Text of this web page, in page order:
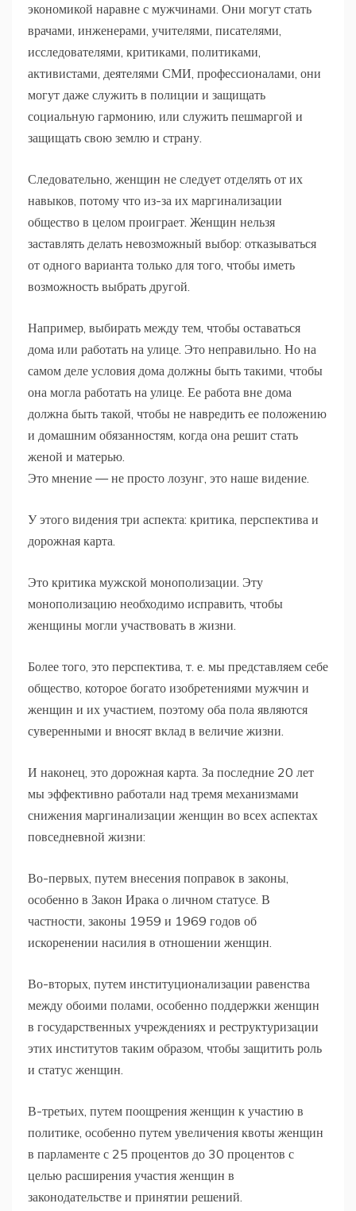
экономикой наравне с мужчинами. Они могут стать
врачами, инженерами, учителями, писателями,
исследователями, критиками, политиками,
активистами, деятелями СМИ, профессионалами, они
могут даже служить в полиции и защищать
социальную гармонию, или служить пешмаргой и
защищать свою землю и страну.
Следовательно, женщин не следует отделять от их
навыков, потому что из-за их маргинализации
общество в целом проиграет. Женщин нельзя
заставлять делать невозможный выбор: отказываться
от одного варианта только для того, чтобы иметь
возможность выбрать другой.
Например, выбирать между тем, чтобы оставаться
дома или работать на улице. Это неправильно. Но на
самом деле условия дома должны быть такими, чтобы
она могла работать на улице. Ее работа вне дома
должна быть такой, чтобы не навредить ее положению
и домашним обязанностям, когда она решит стать
женой и матерью.
Это мнение — не просто лозунг, это наше видение.
У этого видения три аспекта: критика, перспектива и
дорожная карта.
Это критика мужской монополизации. Эту
монополизацию необходимо исправить, чтобы
женщины могли участвовать в жизни.
Более того, это перспектива, т. е. мы представляем себе
общество, которое богато изобретениями мужчин и
женщин и их участием, поэтому оба пола являются
суверенными и вносят вклад в величие жизни.
И наконец, это дорожная карта. За последние 20 лет
мы эффективно работали над тремя механизмами
снижения маргинализации женщин во всех аспектах
повседневной жизни:
Во-первых, путем внесения поправок в законы,
особенно в Закон Ирака о личном статусе. В
частности, законы 1959 и 1969 годов об
искоренении насилия в отношении женщин.
Во-вторых, путем институционализации равенства
между обоими полами, особенно поддержки женщин
в государственных учреждениях и реструктуризации
этих институтов таким образом, чтобы защитить роль
и статус женщин.
В-третьих, путем поощрения женщин к участию в
политике, особенно путем увеличения квоты женщин
в парламенте с 25 процентов до 30 процентов с
целью расширения участия женщин в
законодательстве и принятии решений.